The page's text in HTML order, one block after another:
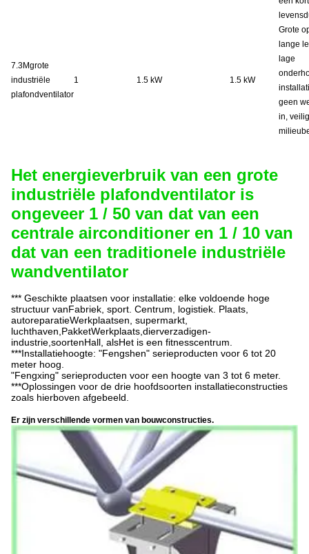
7.3Mgrote
industriële
plafondventilator
1 1.5 kW 1.5 kW
Grote
lange
lage
geen
in,
Het energieverbruik van een grote
industriële plafondventilator is
ongeveer 1 / 50 van dat van een
centrale airconditioner en 1 / 10 van
dat van een traditionele industriële
wandventilator
*** Geschikte plaatsen voor installatie: elke voldoende hoge
structuur vanFabriek, sport. Centrum, logistiek. Plaats,
autoreparatieWerkplaatsen, supermarkt
luchthaven PakketWerkplaats,dierverzadigen-
industrie, soortenHall, alsHet is een fitnesscentrum.
***Installatiehoogte: "Fengshen" serieproducten voor 6 tot 20
meter hoog.
"Fengxing" serieproducten voor een hoogte van 3 tot 6 meter.
***Oplossingen voor de drie hoofdsoorten installatieconstructies
zoals hierboven afgebeeld.
Er zijn verschillende vormen van bouwconstructies.